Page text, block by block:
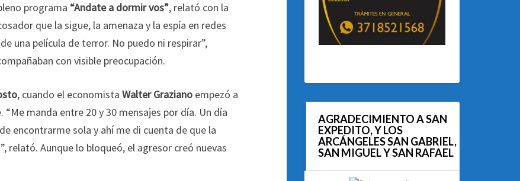
programa “Andate a dormir vos”, relató con la
que la sigue, la amenaza y la espía en redes
una película de terror. No puedo ni respirar”,
con visible preocupación.
, cuando el economista Walter Graziano empezó a
manda entre 20 y 30 mensajes por día. Un día
encontrarme sola y ahí me di cuenta de que la
relató. Aunque lo bloqueó, el agresor creó nuevas
AGRADECIMIENTO A SAN
EXPEDITO, Y LOS
ARCÁNGELES SAN GABRIEL,
SAN MIGUEL Y SAN RAFAEL